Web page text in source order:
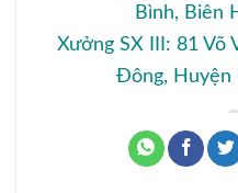
Bình, Biên
Xưởng SX III: 81 Võ
Đông, Huyện